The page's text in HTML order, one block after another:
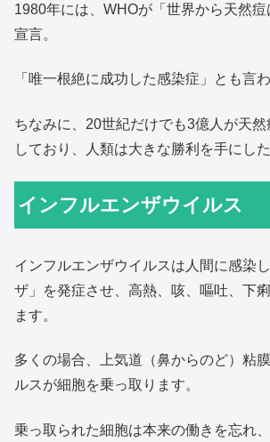
1980年には、WHOが「世界から天然痘
宣言。
「唯一根絶に成功した感染症」とも言
ちなみに、20世紀だけでも3億人が天
しており、人類は大きな勝利を手にし
インフルエンザウイルス
インフルエンザウイルスは人間に感染
ザ」を発症させ、高熱、咳、嘔吐、下
ます。
多くの場合、上気道（鼻からのど）粘
ルスが細胞を乗っ取ります。
乗っ取られた細胞は本来の働きを忘れ